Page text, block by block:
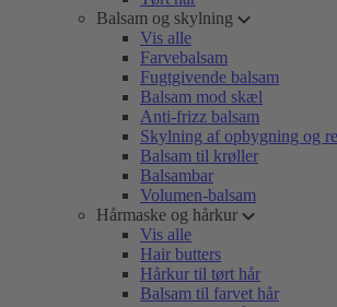
Balsam og skylning
Vis alle
Farvebalsam
Fugtgivende balsam
Balsam mod skæl
Anti-frizz balsam
Skylning af opbygning og
Balsam til krøller
Balsambar
Volumen-balsam
Hårmaske og hårkur
Vis alle
Hair butters
Hårkur til tørt hår
Balsam til farvet hår